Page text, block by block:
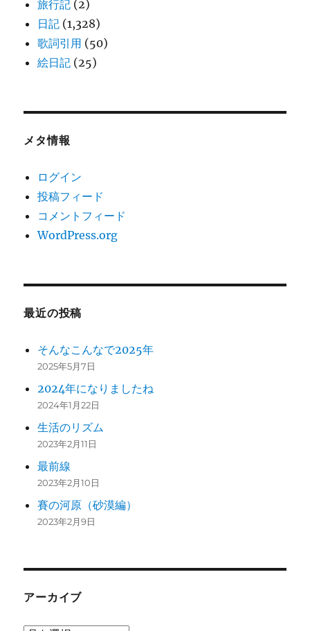
旅行記 (2)
日記 (1,328)
歌詞引用 (50)
絵日記 (25)
メタ情報
ログイン
投稿フィード
コメントフィード
WordPress.org
最近の投稿
そんなこんなで2025年
2025年5月7日
2024年になりましたね
2024年1月22日
生活のリズム
2023年2月11日
最前線
2023年2月10日
賽の河原（砂漠編）
2023年2月9日
アーカイブ